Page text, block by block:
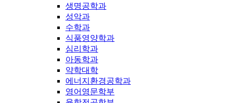
생명공학과
성악과
수학과
식품영양학과
심리학과
아동학과
약학대학
에너지환경공학과
영어영문학부